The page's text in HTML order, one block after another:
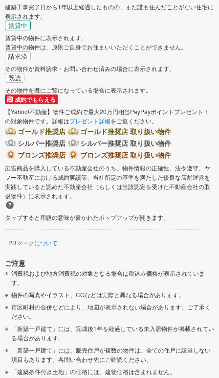
建築工事完了日から1年以上経過したものの、まだ誰も住んだことがない住宅に
表示されます。
賃貸中
賃貸中の物件に表示されます。
賃貸中の物件は、原則ご自身でお住まいいただくことができません。
請求済
その物件が資料請求・お問い合わせ済みの場合に表示されます。
既読
その物件を既にご覧になっている場合に表示されます。
成約でもらえる
【Yahoo!不動産】物件ご成約で最大20万円相当PayPayポイントプレゼント！
の対象物件です。詳細はプレゼント詳細をご覧ください。
ゴールド推奨店
ゴールド推奨店 取り扱い物件
シルバー推奨店
シルバー推奨店 取り扱い物件
ブロンズ推奨店
ブロンズ推奨店 取り扱い物件
広告商品を購入している不動産会社のうち、物件情報の正確性、法令遵守、ヤ
フー不動産における成約実績等、当社所定の基準を満たした優良な店舗運営を
実践していると認めた不動産会社（もしくは当該認定を受けた不動産会社の取
扱物件）に表示されます。
タップすると用語の意味が書かれたポップアップが開きます。
PRマークについて
ご注意
消費税および地方消費税の対象となる場合は税込み価格が表示されていま
す。
物件の写真やイラスト、CGなどは実際と異なる場合があります。
市区町村の合併などにより、地図が表示されない場合があります。ご了承く
ださい。
「新築一戸建て」には、完成後1年を経過している未入居物件が掲載されてい
る場合があります。
「新築一戸建て」には、販売住戸が複数の物件は、全ての住戸に該当しない
項目もあります。各問い合わせ先にご確認ください。
「建築条件付き土地」の価格には、建物価格は含まれません。